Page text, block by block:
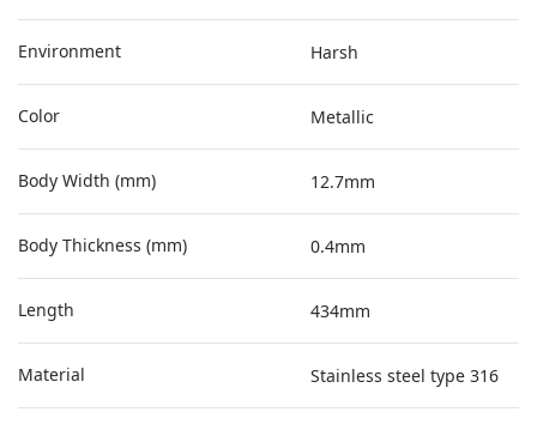
Environment Harsh
Color Metallic
Body Width (mm) 12.7mm
Body Thickness (mm) 0.4mm
Length 434mm
Material Stainless steel type 316